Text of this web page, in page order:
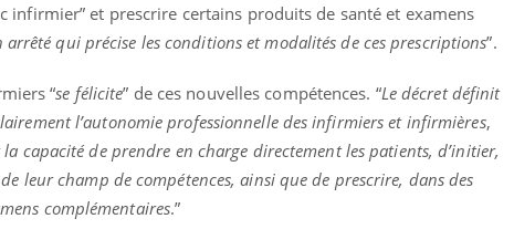
infirmier” et prescrire certains produits de santé et examens
qui précise les conditions et modalités de ces prescriptions”.
“se félicite” de ces nouvelles compétences. “Le décret définit
l’autonomie professionnelle des infirmiers et infirmières,
capacité de prendre en charge directement les patients, d’initier,
leur champ de compétences, ainsi que de prescrire, dans des
complémentaires.”